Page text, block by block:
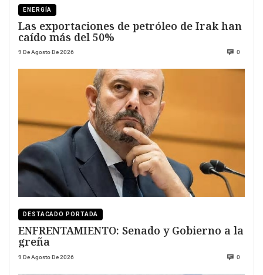
ENERGÍA
Las exportaciones de petróleo de Irak han
caído más del 50%
9 De Agosto De 2026 0
DESTACADO PORTADA
ENFRENTAMIENTO: Senado y Gobierno a la
greña
9 De Agosto De 2026 0